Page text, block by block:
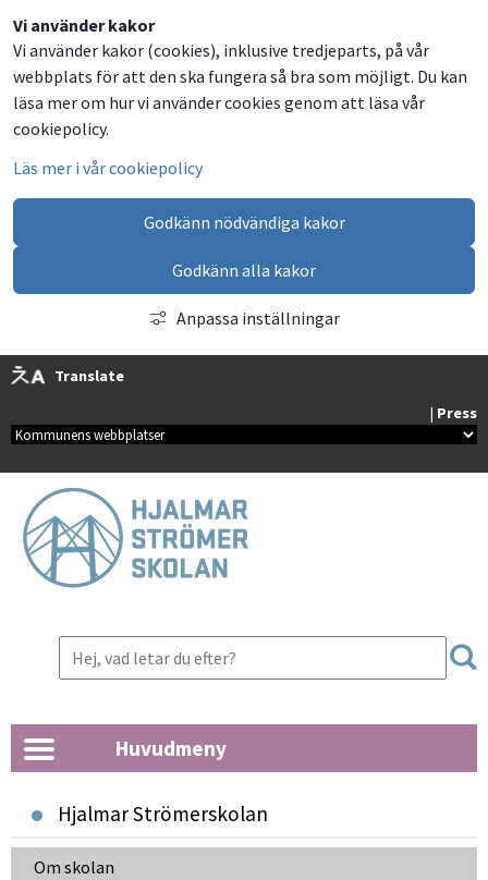
Vi använder kakor
Vi använder kakor (cookies), inklusive tredjeparts, på vår
webbplats för att den ska fungera så bra som möjligt. Du kan
läsa mer om hur vi använder cookies genom att läsa vår
cookiepolicy.
Läs mer i vår cookiepolicy
Godkänn nödvändiga kakor
Godkänn alla kakor
Anpassa inställningar
Translate
| Press
Kommunala webbplatser
Huvudmeny
Hjalmar Strömerskolan
Om skolan
Dela
på
Facebook
Dela
på
Twitter
Dela
på
LinkedIn
Dela
via
email